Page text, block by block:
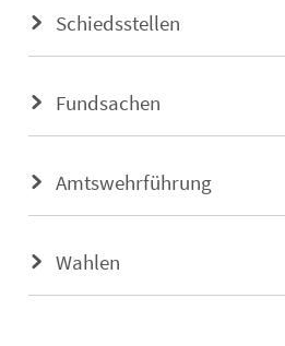
Schiedsstellen
Fundsachen
Amtswehrführung
Wahlen